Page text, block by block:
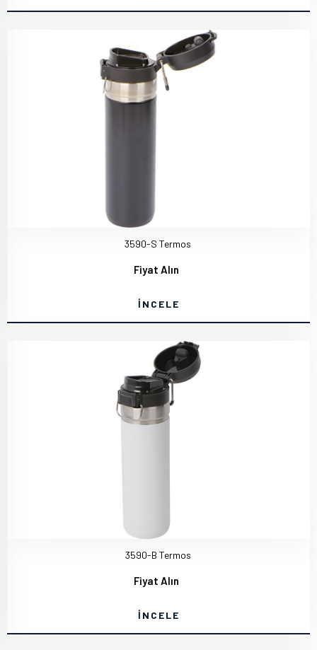
3590-S Termos
Fiyat Alın
İNCELE
3590-B Termos
Fiyat Alın
İNCELE